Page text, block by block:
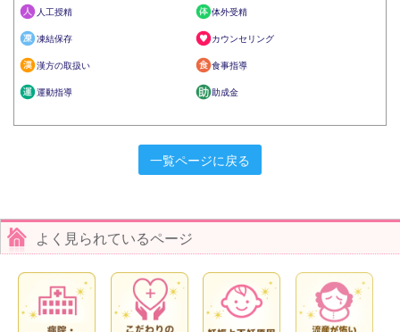
人工授精 体外受精
凍結保存 カウンセリング
漢方の取扱い 食事指導
運動指導 助成金
一覧ページに戻る
よく見られているページ